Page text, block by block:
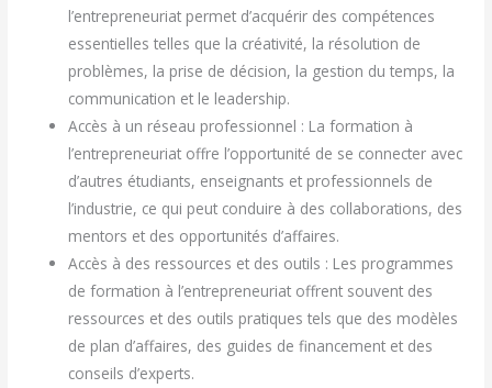
l’entrepreneuriat permet d’acquérir des compétences
essentielles telles que la créativité, la résolution de
problèmes, la prise de décision, la gestion du temps, la
communication et le leadership.
Accès à un réseau professionnel : La formation à
l’entrepreneuriat offre l’opportunité de se connecter avec
d’autres étudiants, enseignants et professionnels de
l’industrie, ce qui peut conduire à des collaborations, des
mentors et des opportunités d’affaires.
Accès à des ressources et des outils : Les programmes
de formation à l’entrepreneuriat offrent souvent des
ressources et des outils pratiques tels que des modèles
de plan d’affaires, des guides de financement et des
conseils d’experts.